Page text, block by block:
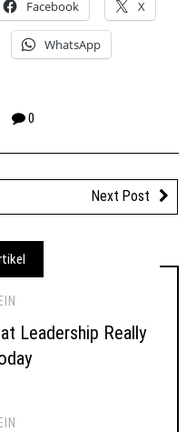
Facebook X
WhatsApp
0
Next Post
Leadership Really